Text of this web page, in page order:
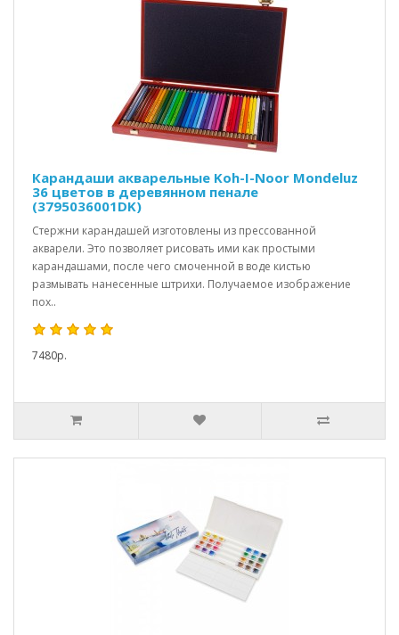
Карандаши акварельные Koh-I-Noor Mondeluz
36 цветов в деревянном пенале
(3795036001DK)
Стержни карандашей изготовлены из прессованной
акварели. Это позволяет рисовать ими как простыми
карандашами, после чего смоченной в воде кистью
размывать нанесенные штрихи. Получаемое изображение
пох..
7480р.